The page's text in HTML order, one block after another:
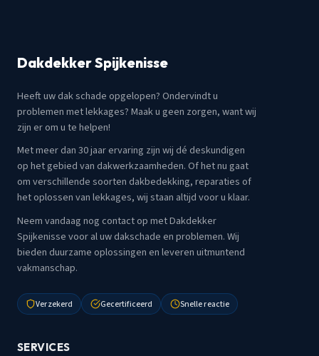
Dakdekker Spijkenisse
Heeft uw dak schade opgelopen? Ondervindt u
problemen met lekkages? Maak u geen zorgen, want wij
zijn er om u te helpen!
Met meer dan 30 jaar ervaring zijn wij dé deskundigen
op het gebied van dakwerkzaamheden. Of het nu gaat
om verschillende soorten dakbedekking, reparaties of
het oplossen van lekkages, wij staan altijd voor u klaar.
Neem vandaag nog contact op met Dakdekker
Spijkenisse voor al uw dakschade en problemen. Wij
bieden duurzame oplossingen en leveren uitmuntend
vakmanschap.
Verzekerd Gecertificeerd Snelle reactie
SERVICES